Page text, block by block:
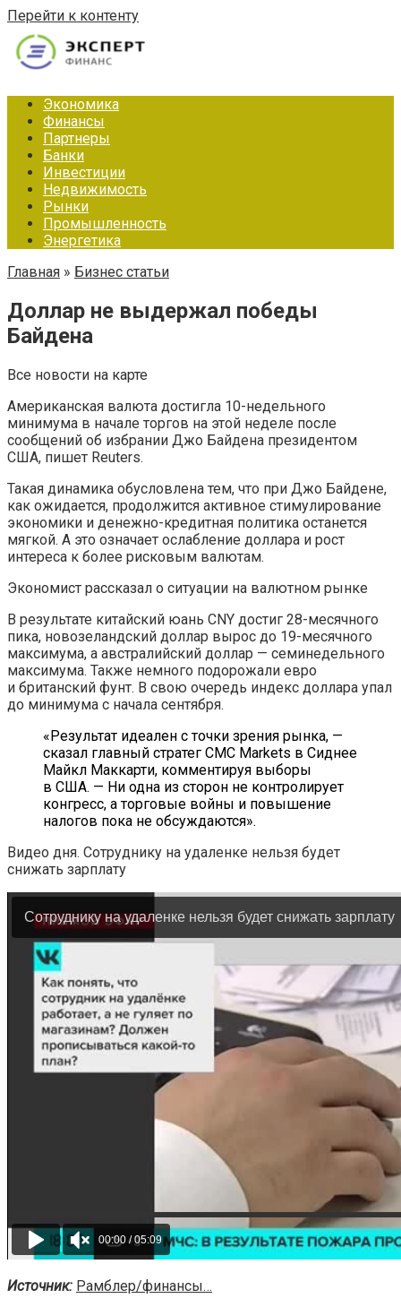
Перейти к контенту
Экономика
Финансы
Партнеры
Банки
Инвестиции
Недвижимость
Рынки
Промышленность
Энергетика
Главная » Бизнес статьи
Доллар не выдержал победы
Байдена
Все новости на карте
Американская валюта достигла 10-недельного
минимума в начале торгов на этой неделе после
сообщений об избрании Джо Байдена президентом
США, пишет Reuters.
Такая динамика обусловлена тем, что при Джо Байдене,
как ожидается, продолжится активное стимулирование
экономики и денежно-кредитная политика останется
мягкой. А это означает ослабление доллара и рост
интереса к более рисковым валютам.
Экономист рассказал о ситуации на валютном рынке
В результате китайский юань CNY достиг 28-месячного
пика, новозеландский доллар вырос до 19-месячного
максимума, а австралийский доллар — семинедельного
максимума. Также немного подорожали евро
и британский фунт. В свою очередь индекс доллара упал
до минимума с начала сентября.
«Результат идеален с точки зрения рынка, —
сказал главный стратег CMC Markets в Сиднее
Майкл Маккарти, комментируя выборы
в США. — Ни одна из сторон не контролирует
конгресс, а торговые войны и повышение
налогов пока не обсуждаются».
Видео дня. Сотруднику на удаленке нельзя будет
снижать зарплату
Источник: Рамблер/финансы…